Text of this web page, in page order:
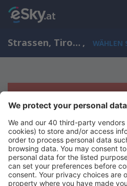
Strassen, Tirol, Österreich , WÄHLEN
Es tut uns leid, wir
Ergebnisse aufzeigen
Bitte starten Sie Ihre Suche erneut